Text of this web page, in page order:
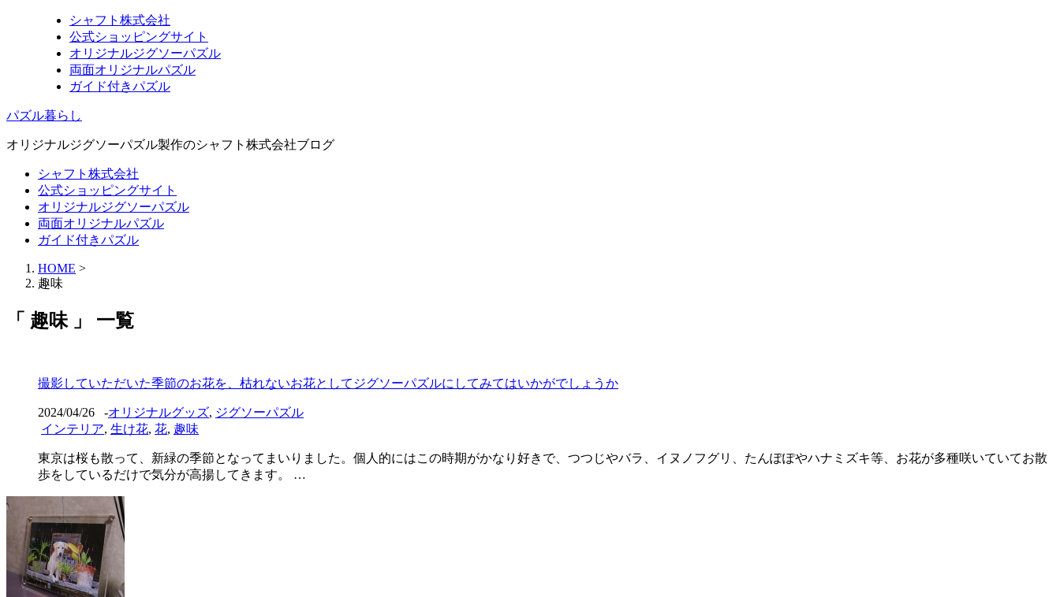
シャフト株式会社
公式ショッピングサイト
オリジナルジグソーパズル
両面オリジナルパズル
ガイド付きパズル
パズル暮らし
オリジナルジグソーパズル製作のシャフト株式会社ブログ
シャフト株式会社
公式ショッピングサイト
オリジナルジグソーパズル
両面オリジナルパズル
ガイド付きパズル
HOME >
趣味
「 趣味 」 一覧
撮影していただいた季節のお花を、枯れないお花としてジグソーパズルにしてみてはいかがでしょうか
2024/04/26 -オリジナルグッズ, ジグソーパズル
インテリア, 生け花, 花, 趣味
東京は桜も散って、新緑の季節となってまいりました。個人的にはこの時期がかなり好きで、つつじやバラ、イヌノフグリ、たんぽぽやハナミズキ等、お花が多種咲いていてお散
歩をしているだけで気分が高揚してきます。 …